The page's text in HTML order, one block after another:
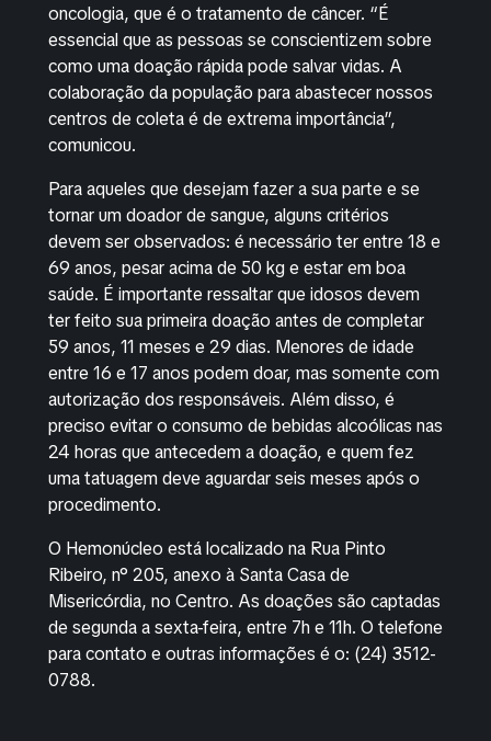
oncologia, que é o tratamento de câncer. “É
essencial que as pessoas se conscientizem sobre
como uma doação rápida pode salvar vidas. A
colaboração da população para abastecer nossos
centros de coleta é de extrema importância”,
comunicou.
Para aqueles que desejam fazer a sua parte e se
tornar um doador de sangue, alguns critérios
devem ser observados: é necessário ter entre 18 e
69 anos, pesar acima de 50 kg e estar em boa
saúde. É importante ressaltar que idosos devem
ter feito sua primeira doação antes de completar
59 anos, 11 meses e 29 dias. Menores de idade
entre 16 e 17 anos podem doar, mas somente com
autorização dos responsáveis. Além disso, é
preciso evitar o consumo de bebidas alcoólicas nas
24 horas que antecedem a doação, e quem fez
uma tatuagem deve aguardar seis meses após o
procedimento.
O Hemonúcleo está localizado na Rua Pinto
Ribeiro, n° 205, anexo à Santa Casa de
Misericórdia, no Centro. As doações são captadas
de segunda a sexta-feira, entre 7h e 11h. O telefone
para contato e outras informações é o: (24) 3512-
0788.